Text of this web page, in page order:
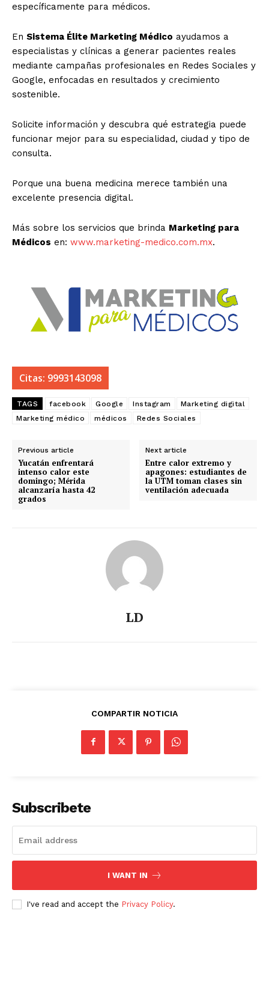
Periodico el Sol de Yucatán
específicamente para médicos.
En Sistema Élite Marketing Médico ayudamos a
especialistas y clínicas a generar pacientes reales
mediante campañas profesionales en Redes Sociales y
Google, enfocadas en resultados y crecimiento
sostenible.
Solicite información y descubra qué estrategia puede
funcionar mejor para su especialidad, ciudad y tipo de
consulta.
Porque una buena medicina merece también una
excelente presencia digital.
Más sobre los servicios que brinda Marketing para
Médicos en: www.marketing-medico.com.mx.
Citas: 9993143098
TAGS facebook Google Instagram
Marketing digital
Marketing médico
médicos Redes Sociales
Previous article
Yucatán enfrentará
intenso calor este
domingo; Mérida
alcanzaría hasta 42
grados
Next article
Entre calor extremo y
apagones: estudiantes de
la UTM toman clases sin
ventilación adecuada
LD
COMPARTIR NOTICIA
Subscribete
I WANT IN
I've read and accept the Privacy Policy.